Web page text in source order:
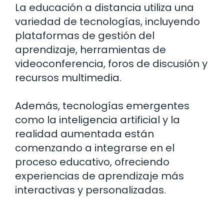
La educación a distancia utiliza una
variedad de tecnologías, incluyendo
plataformas de gestión del
aprendizaje, herramientas de
videoconferencia, foros de discusión y
recursos multimedia.
Además, tecnologías emergentes
como la inteligencia artificial y la
realidad aumentada están
comenzando a integrarse en el
proceso educativo, ofreciendo
experiencias de aprendizaje más
interactivas y personalizadas.